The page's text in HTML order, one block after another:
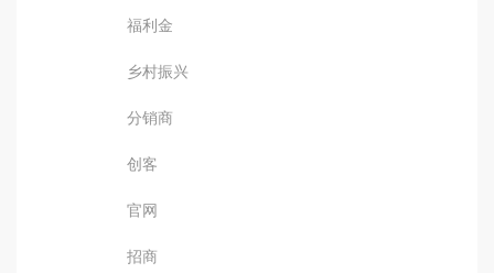
福利金
乡村振兴
分销商
创客
官网
招商